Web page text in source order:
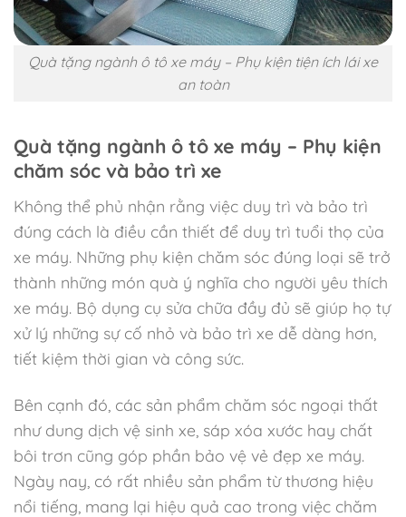
Quà tặng ngành ô tô xe máy – Phụ kiện tiện ích lái xe
an toàn
Quà tặng ngành ô tô xe máy – Phụ kiện
chăm sóc và bảo trì xe
Không thể phủ nhận rằng việc duy trì và bảo trì
đúng cách là điều cần thiết để duy trì tuổi thọ của
xe máy. Những phụ kiện chăm sóc đúng loại sẽ trở
thành những món quà ý nghĩa cho người yêu thích
xe máy. Bộ dụng cụ sửa chữa đầy đủ sẽ giúp họ tự
xử lý những sự cố nhỏ và bảo trì xe dễ dàng hơn,
tiết kiệm thời gian và công sức.
Bên cạnh đó, các sản phẩm chăm sóc ngoại thất
như dung dịch vệ sinh xe, sáp xóa xước hay chất
bôi trơn cũng góp phần bảo vệ vẻ đẹp xe máy.
Ngày nay, có rất nhiều sản phẩm từ thương hiệu
nổi tiếng, mang lại hiệu quả cao trong việc chăm